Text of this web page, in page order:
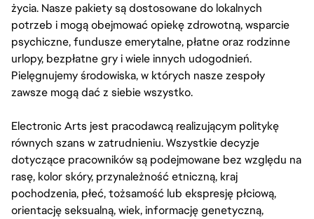
życia. Nasze pakiety są dostosowane do lokalnych
potrzeb i mogą obejmować opiekę zdrowotną, wsparcie
psychiczne, fundusze emerytalne, płatne oraz rodzinne
urlopy, bezpłatne gry i wiele innych udogodnień.
Pielęgnujemy środowiska, w których nasze zespoły
zawsze mogą dać z siebie wszystko.
Electronic Arts jest pracodawcą realizującym politykę
równych szans w zatrudnieniu. Wszystkie decyzje
dotyczące pracowników są podejmowane bez względu na
rasę, kolor skóry, przynależność etniczną, kraj
pochodzenia, płeć, tożsamość lub ekspresję płciową,
orientację seksualną, wiek, informację genetyczną,